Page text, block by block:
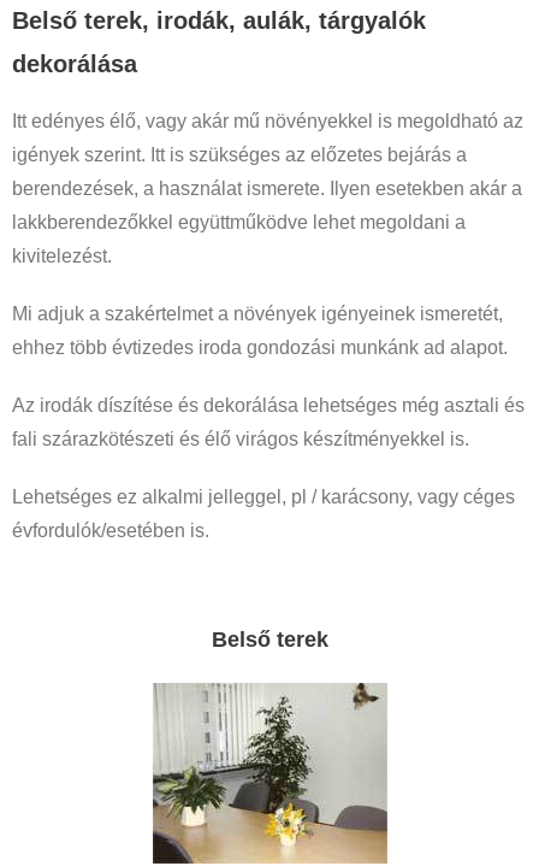
Belső terek, irodák, aulák, tárgyalók
dekorálása
Itt edényes élő, vagy akár mű növényekkel is megoldható az
igények szerint. Itt is szükséges az előzetes bejárás a
berendezések, a használat ismerete. Ilyen esetekben akár a
lakkberendezőkkel együttműködve lehet megoldani a
kivitelezést.
Mi adjuk a szakértelmet a növények igényeinek ismeretét,
ehhez több évtizedes iroda gondozási munkánk ad alapot.
Az irodák díszítése és dekorálása lehetséges még asztali és
fali szárazkötészeti és élő virágos készítményekkel is.
Lehetséges ez alkalmi jelleggel, pl / karácsony, vagy céges
évfordulók/esetében is.
Belső terek